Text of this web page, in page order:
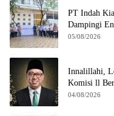
PT Indah
Dampingi
05/08/2026
Innalillahi,
Komisi ll
04/08/2026